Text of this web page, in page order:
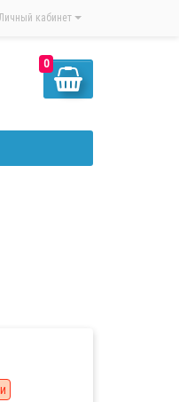
Личный кабинет
0